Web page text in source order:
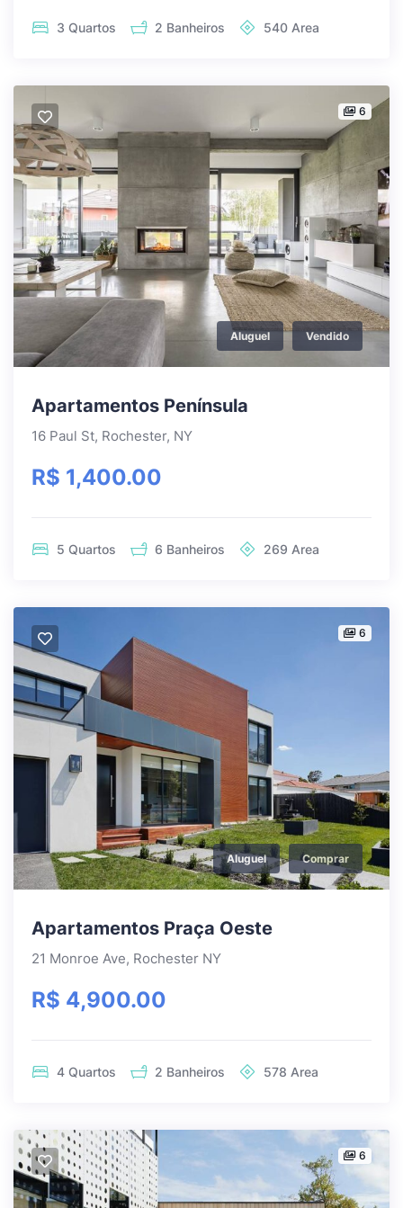
3 Quartos 2 Banheiros 540 Area
6
Aluguel Vendido
Apartamentos Península
16 Paul St, Rochester, NY
R$ 1,400.00
5 Quartos 6 Banheiros 269 Area
6
Aluguel Comprar
Apartamentos Praça Oeste
21 Monroe Ave, Rochester NY
R$ 4,900.00
4 Quartos 2 Banheiros 578 Area
6